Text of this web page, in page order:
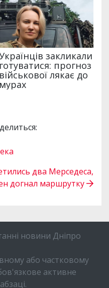
два Мерседеса,
догнал маршрутку
новини Дніпро
або частковому
активне